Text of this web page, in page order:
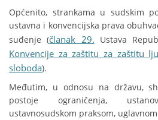
Općenito, strankama u sudskim
ustavna i konvencijska prava
suđenje (članak 29. Ustava
Konvencije za zaštitu za zaštitu
sloboda).
Međutim, u odnosu na državu,
postoje ograničenja,
ustavnosudskom praksom,